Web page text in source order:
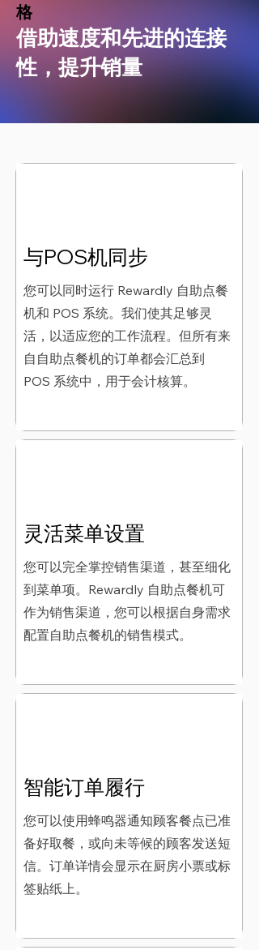
格
借助速度和先进的连接
性，提升销量
与POS机同步
您可以同时运行 Rewardly 自助点餐
机和 POS 系统。我们使其足够灵
活，以适应您的工作流程。但所有来
自自助点餐机的订单都会汇总到
POS 系统中，用于会计核算。
灵活菜单设置
您可以完全掌控销售渠道，甚至细化
到菜单项。Rewardly 自助点餐机可
作为销售渠道，您可以根据自身需求
配置自助点餐机的销售模式。
智能订单履行
您可以使用蜂鸣器通知顾客餐点已准
备好取餐，或向未等候的顾客发送短
信。订单详情会显示在厨房小票或标
签贴纸上。